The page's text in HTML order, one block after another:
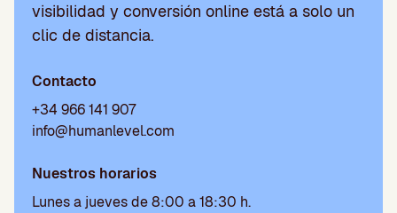
visibilidad y conversión online está a solo un
clic de distancia.
Contacto
+34 966 141 907
info@humanlevel.com
Nuestros horarios
Lunes a jueves de 8:00 a 18:30 h.